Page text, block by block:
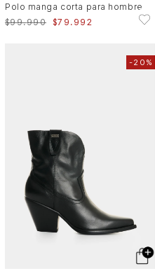
Polo manga corta para hombre
$99.990 $79 . 992
-20%